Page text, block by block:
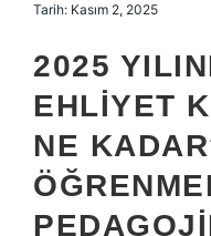
Tarih: Kasım 2, 2025
2025
EHLIYET
NE